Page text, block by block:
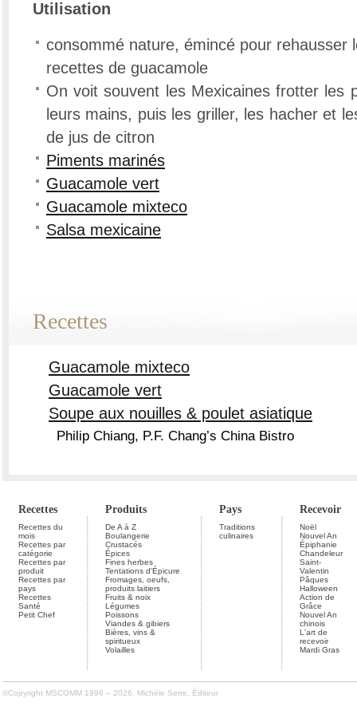
Utilisation
consommé nature, émincé pour rehausser
recettes de guacamole
On voit souvent les Mexicaines frotter les
leurs mains, puis les griller, les hacher et
de jus de citron
Piments marinés
Guacamole vert
Guacamole mixteco
Salsa mexicaine
Recettes
Guacamole mixteco
Guacamole vert
Soupe aux nouilles & poulet asiatique
Philip Chiang, P.F. Chang’s China Bistro
Recettes Produits Pays Recevoir
Recettes du
mois
Recettes par
catégorie
Recettes par
produit
Recettes par
pays
Recettes
Santé
Petit Chef
De A à Z
Boulangerie
Crustacés
Épices
Fines herbes
Tentations d'Épicure
Fromages, oeufs,
produits laitiers
Fruits & noix
Légumes
Poissons
Viandes & gibiers
Bières, vins &
spiritueux
Volailles
Traditions
culinaires
Noël
Nouvel An
Épiphanie
Chandeleur
Saint-
Valentin
Pâques
Halloween
Action de
Grâce
Nouvel An
chinois
L'art de
recevoir
Mardi Gras
©Copyright MSCOMM 1996 – 2026. Michèle Serre, Éditeur